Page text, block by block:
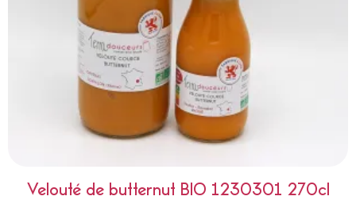
Velouté de butternut BIO 1230301 270cl